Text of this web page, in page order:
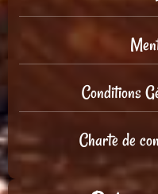
Conditions
Charte de